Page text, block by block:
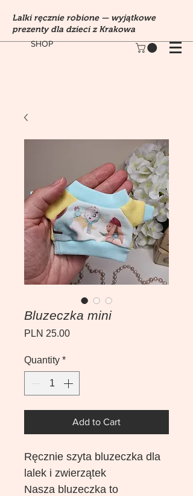
SHOP
Lalki ręcznie robione — wyjątkowe
prezenty dla dzieci z Krakowa
Bluzeczka mini
PLN 25.00Price
Quantity *
Add to Cart
Ręcznie szyta bluzeczka dla
lalek i zwierzątek
Nasza bluzeczka to